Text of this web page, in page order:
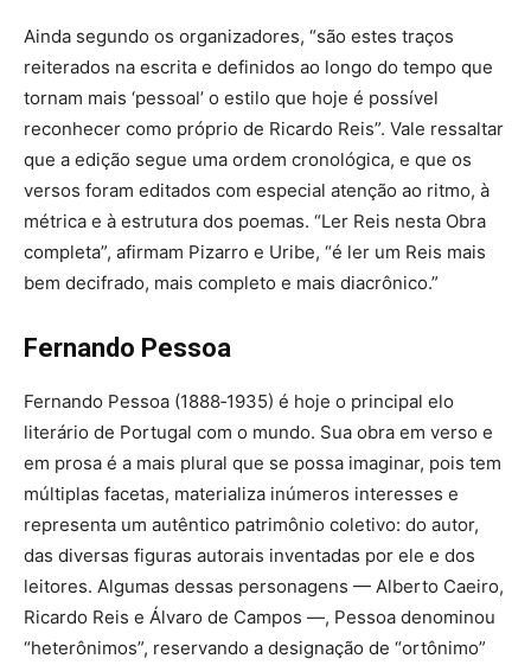
Ainda segundo os organizadores, “são estes traços
reiterados na escrita e definidos ao longo do tempo que
tornam mais ‘pessoal’ o estilo que hoje é possível
reconhecer como próprio de Ricardo Reis”. Vale ressaltar
que a edição segue uma ordem cronológica, e que os
versos foram editados com especial atenção ao ritmo, à
métrica e à estrutura dos poemas. “Ler Reis nesta Obra
completa”, afirmam Pizarro e Uribe, “é ler um Reis mais
bem decifrado, mais completo e mais diacrônico.”
Fernando Pessoa
Fernando Pessoa (1888‑1935) é hoje o principal elo
literário de Portugal com o mundo. Sua obra em verso e
em prosa é a mais plural que se possa imaginar, pois tem
múltiplas facetas, materializa inúmeros interesses e
representa um autêntico patrimônio coletivo: do autor,
das diversas figuras autorais inventadas por ele e dos
leitores. Algumas dessas personagens — Alberto Caeiro,
Ricardo Reis e Álvaro de Campos —, Pessoa denominou
“heterônimos”, reservando a designação de “ortônimo”